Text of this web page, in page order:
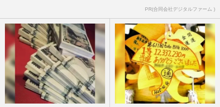
PR(合同会社デジタルファーム )